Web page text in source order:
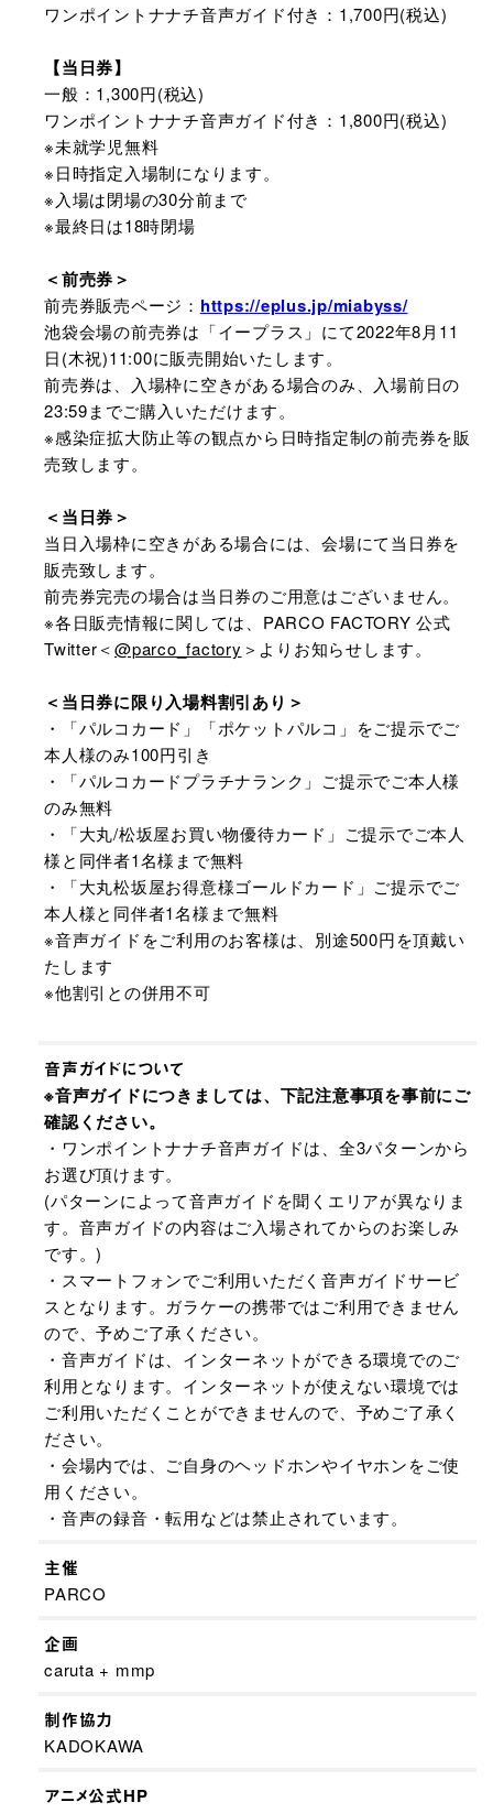
ワンポイントナナチ音声ガイド付き：1,700円(税込)
【当日券】
一般：1,300円(税込)
ワンポイントナナチ音声ガイド付き：1,800円(税込)
※未就学児無料
※日時指定入場制になります。
※入場は閉場の30分前まで
※最終日は18時閉場
＜前売券＞
前売券販売ページ： https://eplus.jp/miabyss/
池袋会場の前売券は「イープラス」にて2022年8月11
日(木祝)11:00に販売開始いたします。
前売券は、入場枠に空きがある場合のみ、入場前日の
23:59までご購入いただけます。
※感染症拡大防止等の観点から日時指定制の前売券を販
売致します。
＜当日券＞
当日入場枠に空きがある場合には、会場にて当日券を
販売致します。
前売券完売の場合は当日券のご用意はございません。
※各日販売情報に関しては、PARCO FACTORY 公式
Twitter＜@parco_factory ＞よりお知らせします。
＜当日券に限り入場料割引あり＞
・「パルコカード」「ポケットパルコ」をご提示でご
本人様のみ100円引き
・「パルコカードプラチナランク」ご提示でご本人様
のみ無料
・「大丸/松坂屋お買い物優待カード」ご提示でご本人
様と同伴者1名様まで無料
・「大丸松坂屋お得意様ゴールドカード」ご提示でご
本人様と同伴者1名様まで無料
※音声ガイドをご利用のお客様は、別途500円を頂戴い
たします
※他割引との併用不可
音声ガイドについて
※音声ガイドにつきましては、下記注意事項を事前にご
確認ください。
・ワンポイントナナチ音声ガイドは、全3パターンから
お選び頂けます。
(パターンによって音声ガイドを聞くエリアが異なりま
す。音声ガイドの内容はご入場されてからのお楽しみ
です。)
・スマートフォンでご利用いただく音声ガイドサービ
スとなります。ガラケーの携帯ではご利用できません
ので、予めご了承ください。
・音声ガイドは、インターネットができる環境でのご
利用となります。インターネットが使えない環境では
ご利用いただくことができませんので、予めご了承く
ださい。
・会場内では、ご自身のヘッドホンやイヤホンをご使
用ください。
・音声の録音・転用などは禁止されています。
主催
PARCO
企画
caruta + mmp
制作協力
KADOKAWA
アニメ公式HP